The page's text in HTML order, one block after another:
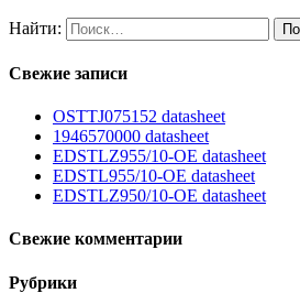
Найти:
Свежие записи
OSTTJ075152 datasheet
1946570000 datasheet
EDSTLZ955/10-OE datasheet
EDSTL955/10-OE datasheet
EDSTLZ950/10-OE datasheet
Свежие комментарии
Рубрики